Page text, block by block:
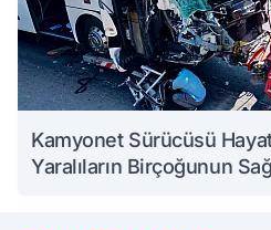
Kamyonet Sürücüsü
Yaralıların Birçoğunun